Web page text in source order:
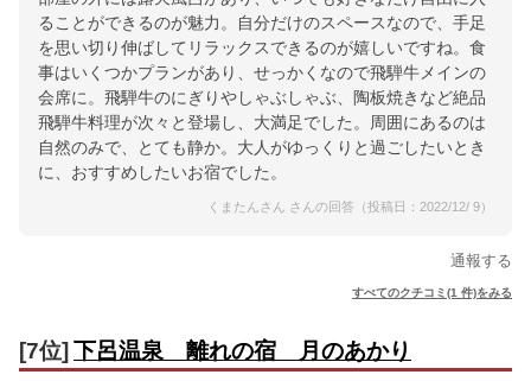
ることができるのが魅力。自分だけのスペースなので、手足
を思い切り伸ばしてリラックスできるのが嬉しいですね。食
事はいくつかプランがあり、せっかくなので飛騨牛メインの
会席に。飛騨牛のにぎりやしゃぶしゃぶ、陶板焼きなど絶品
飛騨牛料理が次々と登場し、大満足でした。周囲にあるのは
自然のみで、とても静か。大人がゆっくりと過ごしたいとき
に、おすすめしたいお宿でした。
くまたんさん さんの回答（投稿日：2022/12/ 9）
通報する
すべてのクチコミ(1 件)をみる
[7位] 下呂温泉 離れの宿 月のあかり